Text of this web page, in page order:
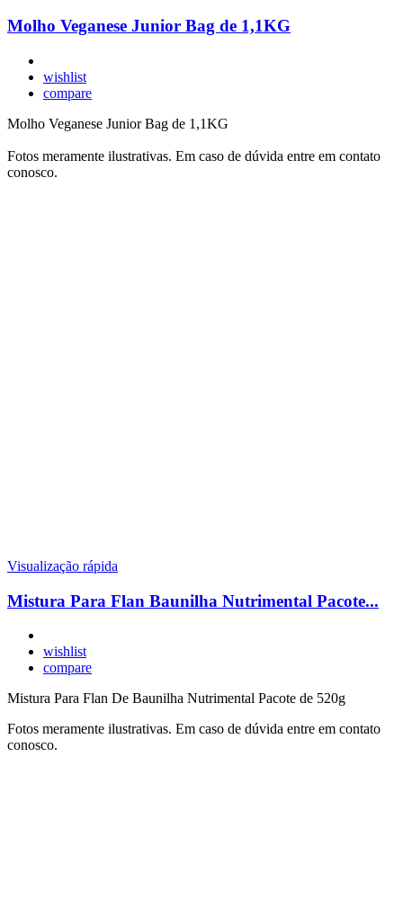
Molho Veganese Junior Bag de 1,1KG
wishlist
compare
Molho Veganese Junior Bag de 1,1KG
Fotos meramente ilustrativas. Em caso de dúvida entre em contato
conosco.
Visualização rápida
Mistura Para Flan Baunilha Nutrimental Pacote...
wishlist
compare
Mistura Para Flan De Baunilha Nutrimental Pacote de 520g
Fotos meramente ilustrativas. Em caso de dúvida entre em contato
conosco.